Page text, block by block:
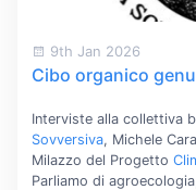
9th Jan 2026
Cibo organico
Interviste alla collettiva
Sovversiva, Michele
Milazzo del Progetto
Parliamo di